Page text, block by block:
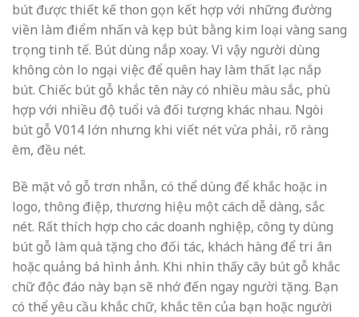
bút được thiết kế thon gọn kết hợp với những đường
viền làm điểm nhấn và kẹp bút bằng kim loại vàng sang
trọng tinh tế. Bút dùng nắp xoay. Vì vậy người dùng
không còn lo ngại việc để quên hay làm thất lạc nắp
bút. Chiếc bút gỗ khắc tên này có nhiều màu sắc, phù
hợp với nhiều độ tuổi và đối tượng khác nhau. Ngòi
bút gỗ V014 lớn nhưng khi viết nét vừa phải, rõ ràng
êm, đều nét.
Bề mặt vỏ gỗ trơn nhẵn, có thể dùng để khắc hoặc in
logo, thông điệp, thương hiệu một cách dễ dàng, sắc
nét. Rất thích hợp cho các doanh nghiệp, công ty dùng
bút gỗ làm quà tặng cho đối tác, khách hàng để tri ân
hoặc quảng bá hình ảnh. Khi nhìn thấy cây bút gỗ khắc
chữ độc đáo này bạn sẽ nhớ đến ngay người tặng. Bạn
có thể yêu cầu khắc chữ, khắc tên của bạn hoặc người